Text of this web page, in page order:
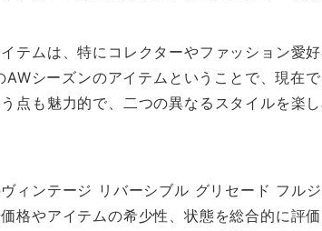
テムは、特にコレクターやファッション愛
シーズンのアイテムということで、現在
点も魅力的で、二つの異なるスタイルを楽
ィンテージ リバーシブル グリセード フル
格やアイテムの希少性、状態を総合的に評